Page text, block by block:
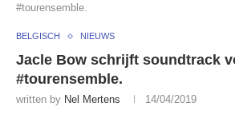
#tourensemble.
BELGISCH NIEUWS
Jacle Bow schrijft soundtrack
#tourensemble.
written by Nel Mertens 14/04/2019